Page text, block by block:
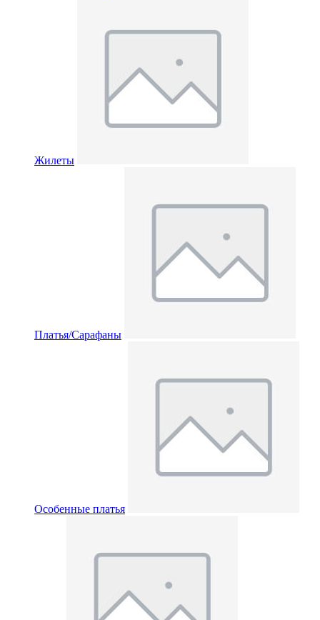
Жилеты
Платья/Сарафаны
Особенные платья